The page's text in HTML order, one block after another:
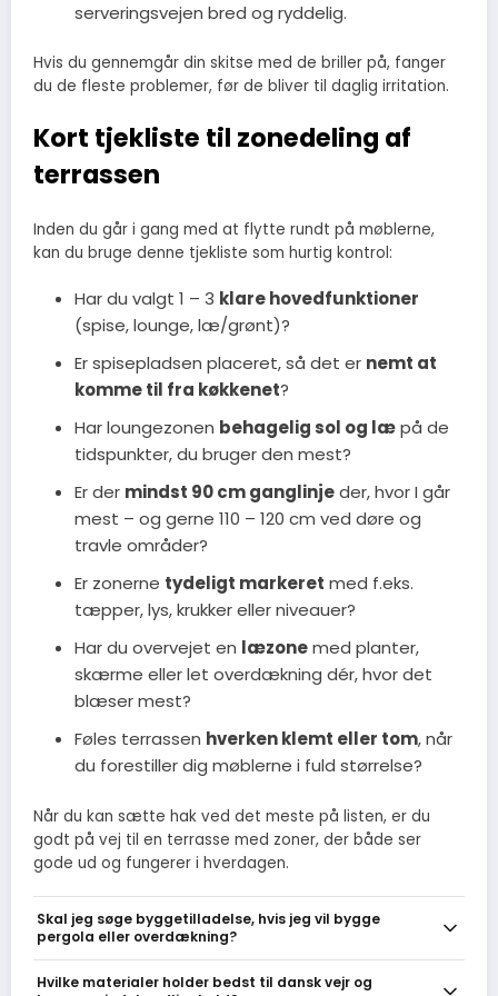
serveringsvejen bred og ryddelig.
Hvis du gennemgår din skitse med de briller på, fanger
du de fleste problemer, før de bliver til daglig irritation.
Kort tjekliste til zonedeling af
terrassen
Inden du går i gang med at flytte rundt på møblerne,
kan du bruge denne tjekliste som hurtig kontrol:
Har du valgt 1 – 3 klare hovedfunktioner
(spise, lounge, læ/grønt)?
Er spisepladsen placeret, så det er nemt at
komme til fra køkkenet?
Har loungezonen behagelig sol og læpå de
tidspunkter, du bruger den mest?
Er der mindst 90 cm ganglinjeder, hvor I går
mest – og gerne 110 – 120 cm ved døre og
travle områder?
Er zonerne tydeligt markeret med f.eks.
tæpper, lys, krukker eller niveauer?
Har du overvejet en læzonemed planter,
skærme eller let overdækning dér, hvor det
blæser mest?
Føles terrassen hverken klemt eller tom, når
du forestiller dig møblerne i fuld størrelse?
Når du kan sætte hak ved det meste på listen, er du
godt på vej til en terrasse med zoner, der både ser
gode ud og fungerer i hverdagen.
Skal jeg søge byggetilladelse, hvis jeg vil bygge
pergola eller overdækning?
forhold til huset. Mindre fritstående konstruktioner under en vis
Hvilke materialer holder bedst til dansk vejr og